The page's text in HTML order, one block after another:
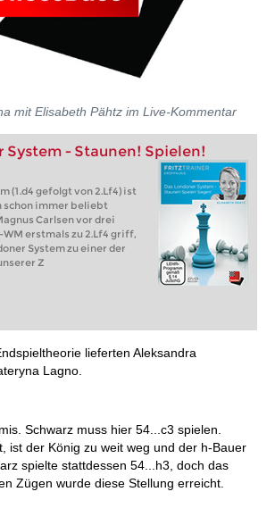
mit Elisabeth Pähtz im Live-Kommentar
System - Staunen! Spielen!
(1.d4 gefolgt von 2.Lf4) ist
schon immer beliebt
Carlsen vor drei
erstmals zu 2.Lf4 griff,
System zu einer der
Z
lieferten Aleksandra
Lagno.
Schwarz muss hier 54...c3 spielen.
ist der König zu weit weg und der h-Bauer
spielte stattdessen 54...h3, doch das
Zügen wurde diese Stellung erreicht.